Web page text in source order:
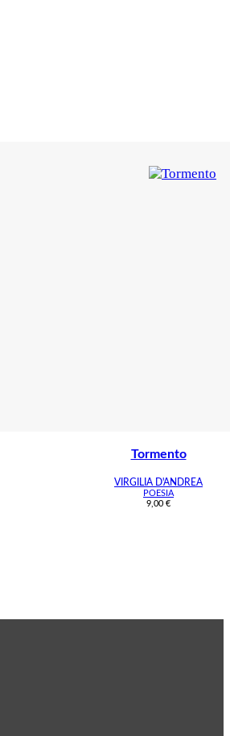
Tormento
VIRGILIA D'ANDREA
POESIA
9,00 €